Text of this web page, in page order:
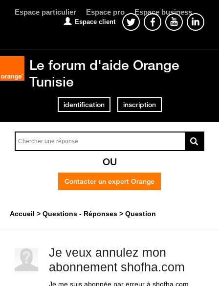
Espace particulier Espace pro Espace business
Espace client
Le forum d'aide Orange
Tunisie
identification inscription
OU
Contacter un expert Orange
Accueil Questions - Réponses Question
Je veux annulez mon
abonnement shofha.com
Je me suis abonnée par erreur à shofha.com